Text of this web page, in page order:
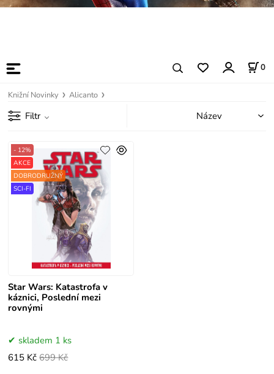
0
Knižní Novinky Alicanto
Filtr
Star Wars: Katastrofa v
káznici, Poslední mezi
rovnými
- 12%
AKCE
DOBRODRUŽNÝ
SCI-FI
skladem 1 ks
615 Kč 699 Kč